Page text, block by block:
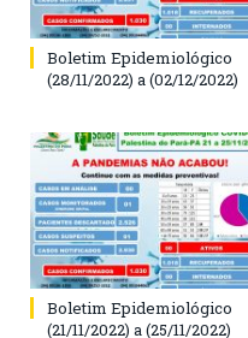
Boletim Epidemiológico
(28/11/2022) a (02/12/2022)
Boletim Epidemiológico
(21/11/2022) a (25/11/2022)